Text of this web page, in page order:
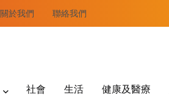
關於我們 聯絡我們
社會 生活 健康及醫療